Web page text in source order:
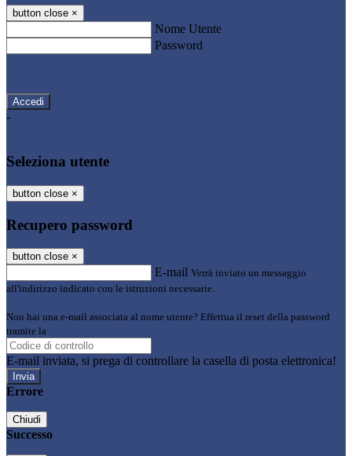
button close ×
Nome Utente
Password
-
Seleziona utente
button close ×
Recupero password
button close ×
E-mail Verrà inviato un messaggio
all'indirizzo indicato con le istruzioni necessarie.
Non hai una e-mail associata al nome utente? Effettua il reset della password
tramite la
E-mail inviata, si prega di controllare la casella di posta elettronica!
Errore
Chiudi
Successo